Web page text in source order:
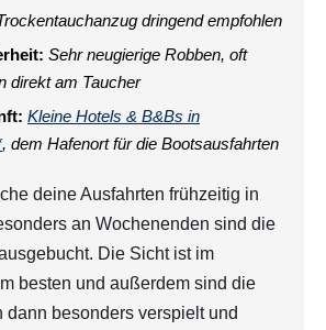
dringend empfohlen
Sehr neugierige Robben, oft
direkt am Taucher
Kleine Hotels & B&Bs in
, dem Hafenort für die Bootsausfahrten
deine Ausfahrten frühzeitig in
an Wochenenden sind die
Die Sicht ist im
besten und außerdem sind die
dann besonders verspielt und